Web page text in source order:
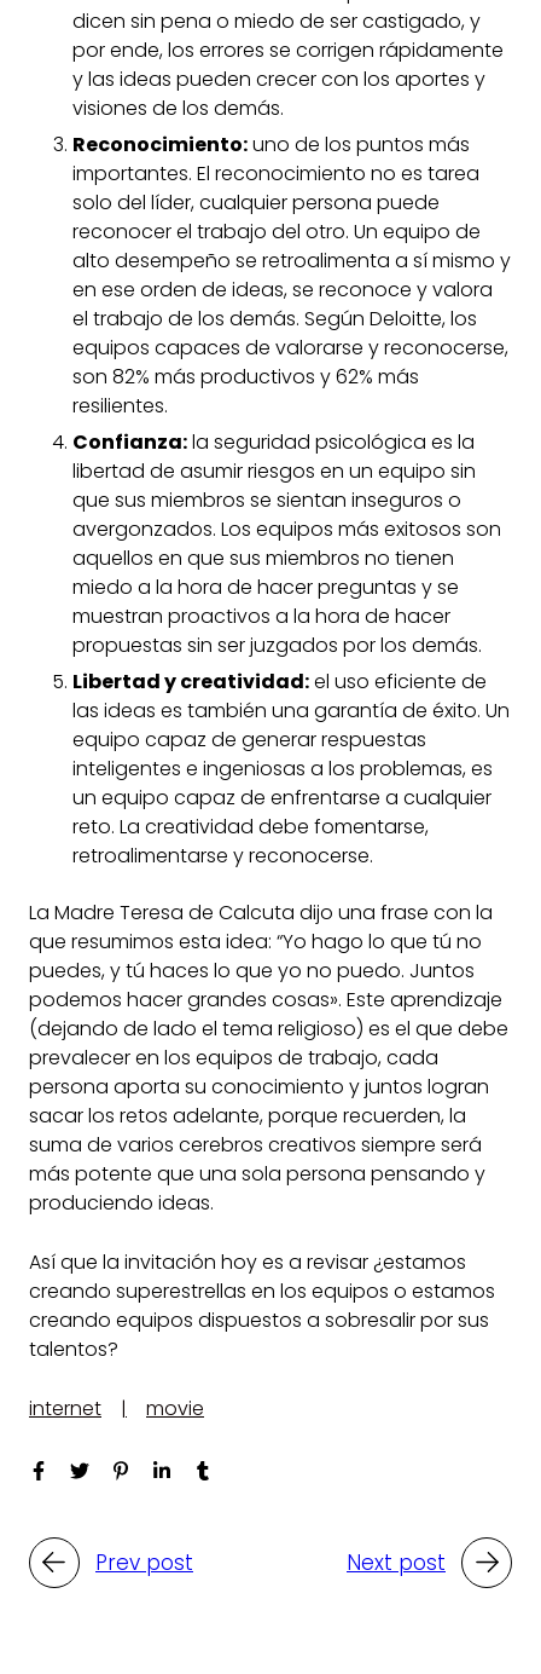
dicen sin pena o miedo de ser castigado, y
por ende, los errores se corrigen rápidamente
y las ideas pueden crecer con los aportes y
visiones de los demás.
Reconocimiento:uno de los puntos más
importantes. El reconocimiento no es tarea
solo del líder, cualquier persona puede
reconocer el trabajo del otro. Un equipo de
alto desempeño se retroalimenta a sí mismo y
en ese orden de ideas, se reconoce y valora
el trabajo de los demás. Según Deloitte, los
equipos capaces de valorarse y reconocerse,
son 82% más productivos y 62% más
resilientes.
Confianza:la seguridad psicológica es la
libertad de asumir riesgos en un equipo sin
que sus miembros se sientan inseguros o
avergonzados. Los equipos más exitosos son
aquellos en que sus miembros no tienen
miedo a la hora de hacer preguntas y se
muestran proactivos a la hora de hacer
propuestas sin ser juzgados por los demás.
Libertad y creatividad:el uso eficiente de
las ideas es también una garantía de éxito. Un
equipo capaz de generar respuestas
inteligentes e ingeniosas a los problemas, es
un equipo capaz de enfrentarse a cualquier
reto. La creatividad debe fomentarse,
retroalimentarse y reconocerse.
La Madre Teresa de Calcuta dijo una frase con la
que resumimos esta idea: “Yo hago lo que tú no
puedes, y tú haces lo que yo no puedo. Juntos
podemos hacer grandes cosas». Este aprendizaje
(dejando de lado el tema religioso) es el que debe
prevalecer en los equipos de trabajo, cada
persona aporta su conocimiento y juntos logran
sacar los retos adelante, porque recuerden, la
suma de varios cerebros creativos siempre será
más potente que una sola persona pensando y
produciendo ideas.
Así que la invitación hoy es a revisar ¿estamos
creando superestrellas en los equipos o estamos
creando equipos dispuestos a sobresalir por sus
talentos?
internet movie
Prev post Next post